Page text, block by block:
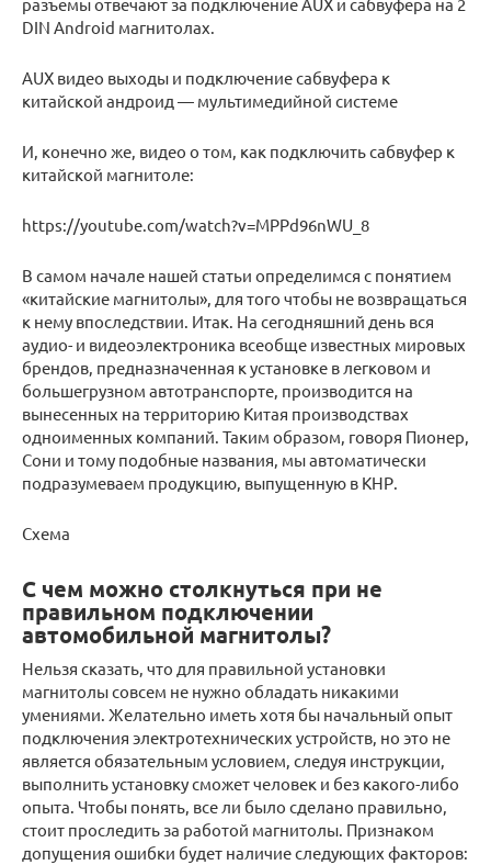
DIN Android магнитолах.
AUX видео выходы и подключение сабвуфера к
китайской андроид — мультимедийной системе
И, конечно же, видео о том, как подключить сабвуфер к
китайской магнитоле:
https://youtube.com/watch?v=MPPd96nWU_8
В самом начале нашей статьи определимся с понятием
«китайские магнитолы», для того чтобы не возвращаться
к нему впоследствии. Итак. На сегодняшний день вся
аудио- и видеоэлектроника всеобще известных мировых
брендов, предназначенная к установке в легковом и
большегрузном автотранспорте, производится на
вынесенных на территорию Китая производствах
одноименных компаний. Таким образом, говоря Пионер,
Сони и тому подобные названия, мы автоматически
подразумеваем продукцию, выпущенную в КНР.
Схема
С чем можно столкнуться при не
правильном подключении
автомобильной магнитолы?
Нельзя сказать, что для правильной установки
магнитолы совсем не нужно обладать никакими
умениями. Желательно иметь хотя бы начальный опыт
подключения электротехнических устройств, но это не
является обязательным условием, следуя инструкции,
выполнить установку сможет человек и без какого-либо
опыта. Чтобы понять, все ли было сделано правильно,
стоит проследить за работой магнитолы. Признаком
допущения ошибки будет наличие следующих факторов: